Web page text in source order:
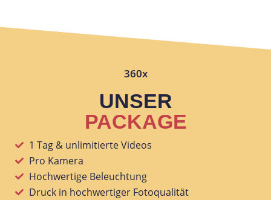
360x
UNSER
PACKAGE
1 Tag & unlimitierte Videos
Pro Kamera
Hochwertige Beleuchtung
Druck in hochwertiger Fotoqualität